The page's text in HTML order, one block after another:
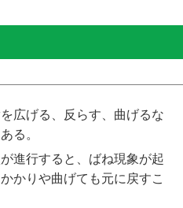
広げる、反らす、曲げるな
る。
進行すると、ばね現象が起
かりや曲げても元に戻すこ